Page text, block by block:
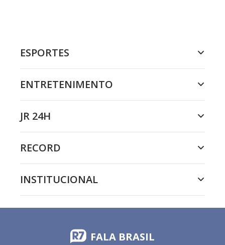
ESPORTES
ENTRETENIMENTO
JR 24H
RECORD
INSTITUCIONAL
FALA BRASIL